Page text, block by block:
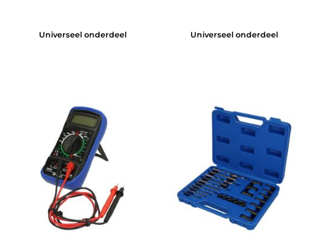
Universeel onderdeel Universeel onderdeel